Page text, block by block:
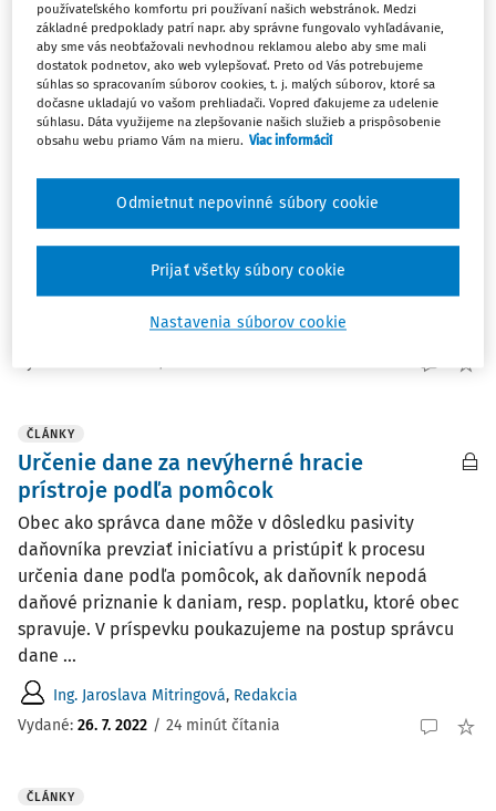
Ing. JUDr. Ladislav Hrtánek PhD.
Vydané:21. 7. 2023 / 23 minút čítania
ČLÁNKY
Nevyužívanie stavby na účel uvedený v
daňovom priznaní
Príspevok rozoberá rozsudok Najvyššieho správneho
v súvislosti s vplyvom nevyužívania stavby na daňovú
povinnosť a klasifikáciu stavby.
Ing. Jaroslava Mitringová,Redakcia
ČLÁNKY
Určenie dane za nevýherné hracie
prístroje podľa pomôcok
Obec ako správca dane môže v dôsledku pasivity
daňovníka prevziať iniciatívu a pristúpiť k procesu
určenia dane podľa pomôcok, ak daňovník nepodá
daňové priznanie k daniam, resp. poplatku, ktoré obec
spravuje. V príspevku poukazujeme na postup správcu
dane ...
Ing. Jaroslava Mitringová, Redakcia
Vydané: 26. 7. 2022 / 24 minút čítania
ČLÁNKY
používateľského komfortu pri používaní našich webstránok. Medzi
základné predpoklady patrí napr. aby správne fungovalo vyhľadávanie,
aby sme vás neobťažovali nevhodnou reklamou alebo aby sme mali
dostatok podnetov, ako web vylepšovať. Preto od Vás potrebujeme
súhlas so spracovaním súborov cookies, t. j. malých súborov, ktoré sa
dočasne ukladajú vo vašom prehliadači. Vopred ďakujeme za udelenie
súhlasu. Dáta využijeme na zlepšovanie našich služieb a prispôsobenie
obsahu webu priamo Vám na mieru. Viac informácií
Nastavenia súborov cookie
Odmietnut nepovinné súbory cookie
Prijať všetky súbory cookie